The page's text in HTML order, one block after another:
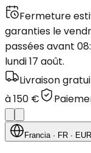
Fermeture
garanties le
passées avant
lundi 17 août.
Livraison
à 150 €
Francia· FR · EUR